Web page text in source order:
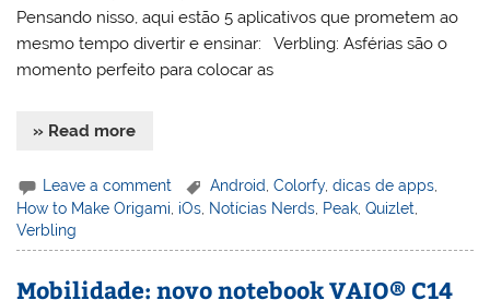
Pensando nisso, aqui estão 5 aplicativos que prometem ao
mesmo tempo divertir e ensinar: Verbling: Asférias são o
momento perfeito para colocar as
» Read more
Leave a comment Android ,Colorfy,dicas de apps
How to Make Origami iOs Notícias Nerds Peak ,Quizlet
Verbling
Mobilidade: novo notebook VAIO® C14